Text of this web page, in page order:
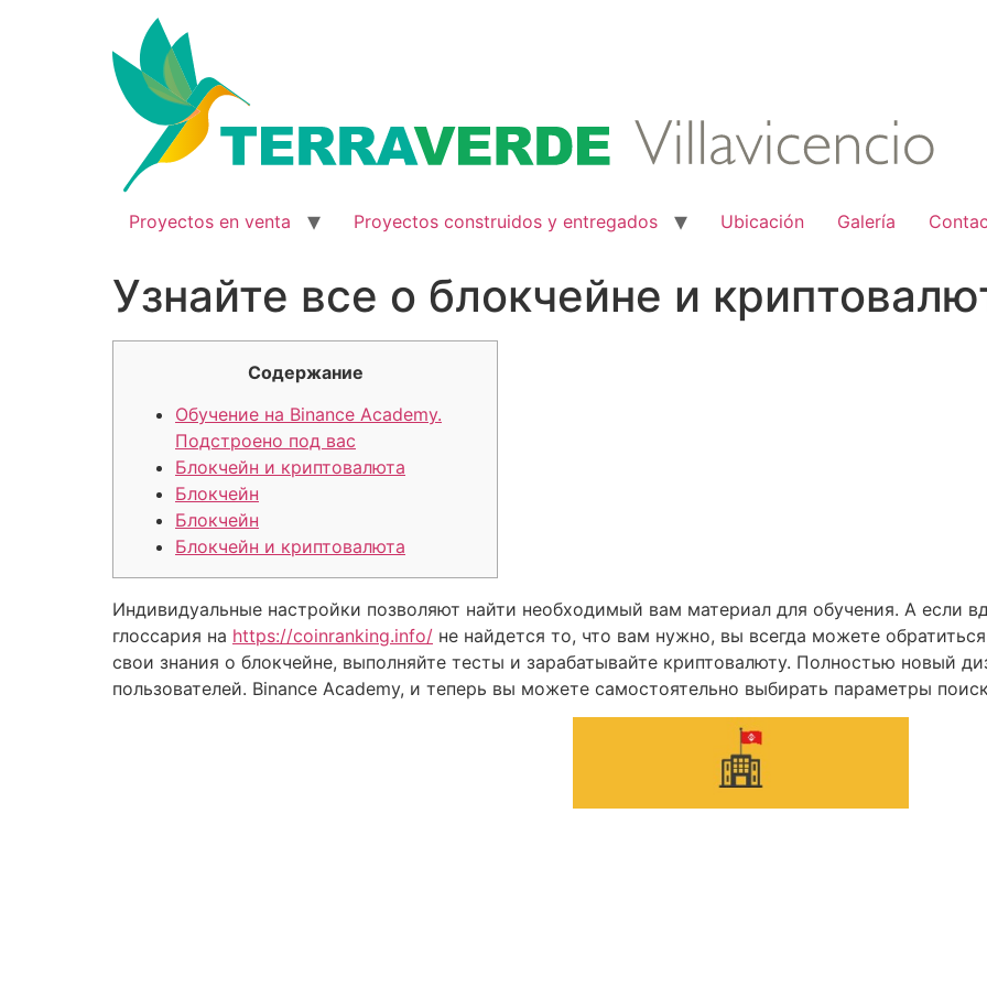
Proyectos en venta Proyectos construidos y entregados Ubicación Galería
Узнайте все о блокчейне и
Содержание
Обучение на Binance Academy.
Подстроено под вас
Блокчейн и криптовалюта
Блокчейн
Блокчейн
Блокчейн и криптовалюта
Индивидуальные настройки позволяют найти необходимый вам материал для обучения. А если
глоссария на https://coinranking.info/ не найдется то, что вам нужно, вы всегда можете
свои знания о блокчейне, выполняйте тесты и зарабатывайте криптовалюту. Полностью новый
пользователей. Binance Academy, и теперь вы можете самостоятельно выбирать параметры